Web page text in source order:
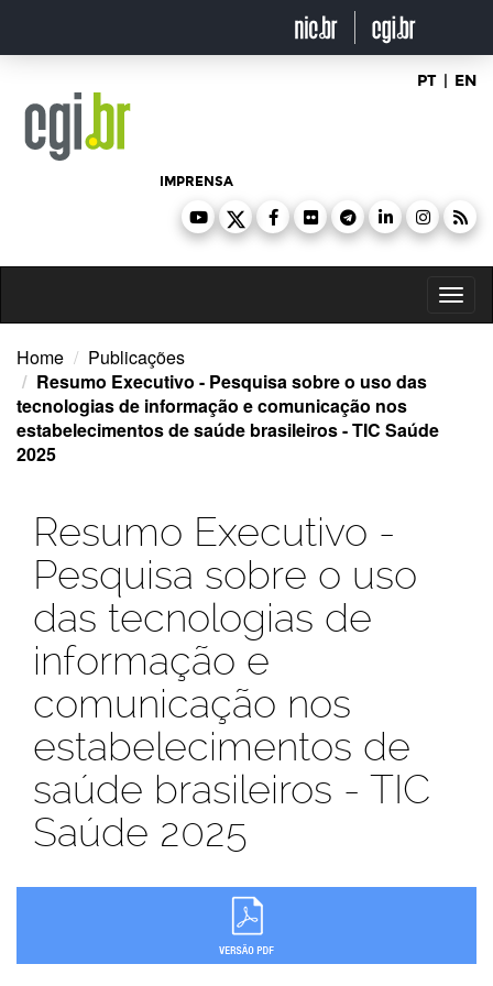
o
PT | EN
IMPRENSA
Home
Publicações
Resumo Executivo - Pesquisa sobre o uso das
tecnologias de informação e comunicação nos
estabelecimentos de saúde brasileiros - TIC Saúde
2025
Resumo Executivo -
Pesquisa sobre o uso
das tecnologias de
informação e
comunicação nos
estabelecimentos de
saúde brasileiros - TIC
Saúde 2025